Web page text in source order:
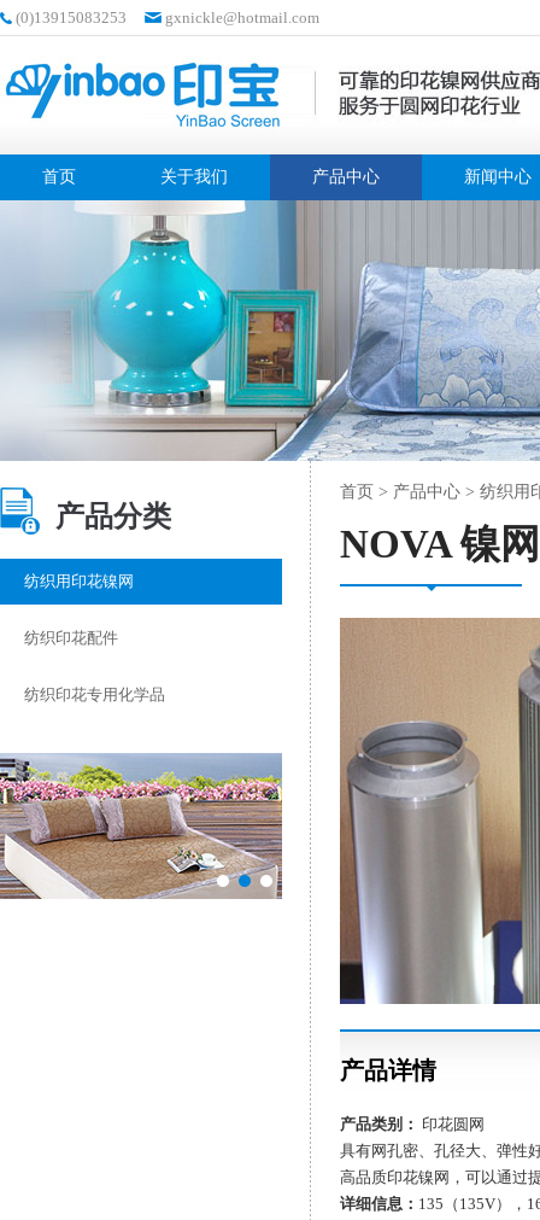
(0)13915083253 gxnickle@hotmail.com
首页 关于我们 产品中心 新闻中心
产品分类
纺织用印花镍网
纺织印花配件
纺织印花专用化学品
首页 > 产品中心 > 纺织用
NOVA 镍网
产品详情
产品类别： 印花圆网
具有网孔密、孔径大、弹性
高品质印花镍网，可以通过
详细信息： 135（135V），